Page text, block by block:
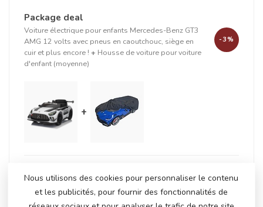
Package deal
Voiture électrique pour enfants Mercedes-Benz GT3
AMG 12 volts avec pneus en caoutchouc, siège en
cuir et plus encore ! + Housse de voiture pour voiture
d'enfant (moyenne)
-3%
+
€238,95
€231,50
Nous utilisons des cookies pour personnaliser le contenu
et les publicités, pour fournir des fonctionnalités de